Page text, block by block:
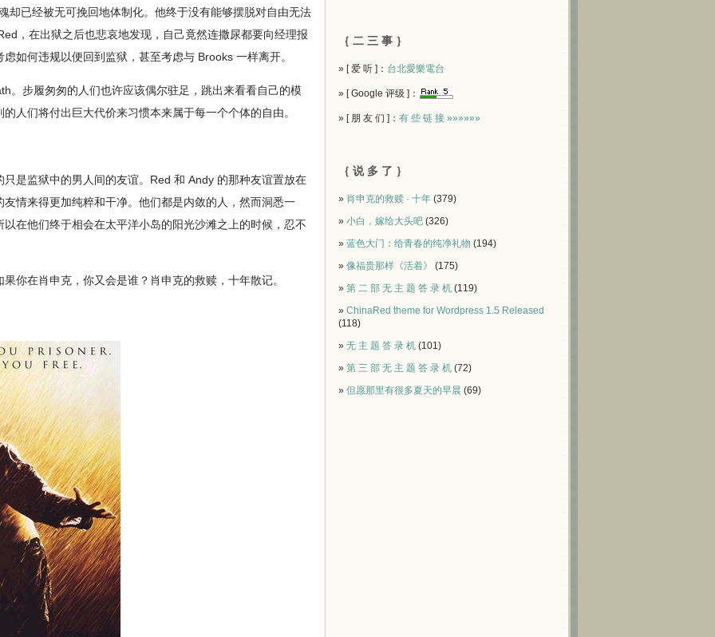
已经被无可挽回地体制化。他终于没有能够摆脱对自由无法
，在出狱之后也悲哀地发现，自己竟然连撒尿都要向经理报
如何违规以便回到监狱，甚至考虑与 Brooks 一样离开。
步履匆匆的人们也许应该偶尔驻足，跳出来看看自己的模
人们将付出巨大代价来习惯本来属于每一个个体的自由。
监狱中的男人间的友谊。Red 和 Andy 的那种友谊置放在
情来得更加纯粹和干净。他们都是内敛的人，然而洞悉一
在他们终于相会在太平洋小岛的阳光沙滩之上的时候，忍不
在肖申克，你又会是谁？肖申克的救赎，十年散记。
｛ 二 三 事 ｝
» [ 爱 听 ]： 台北愛樂電台
» [ Google 评级 ]：
» [ 朋 友 们 ]： 有 些 链 接 »»»»»»
｛ 说 多 了 ｝
» 肖申克的救赎 · 十年 (379)
» 小白，嫁给大头吧 (326)
» 蓝色大门：给青春的纯净礼物 (194)
» 像福贵那样《活着》
(175)
» 第 二 部 无 主 题 答 录 机 (119)
» ChinaRed theme for Wordpress 1.5 Released
(118)
» 无 主 题 答 录 机 (101)
» 第 三 部 无 主 题 答 录 机 (72)
» 但愿那里有很多夏天的早晨 (69)